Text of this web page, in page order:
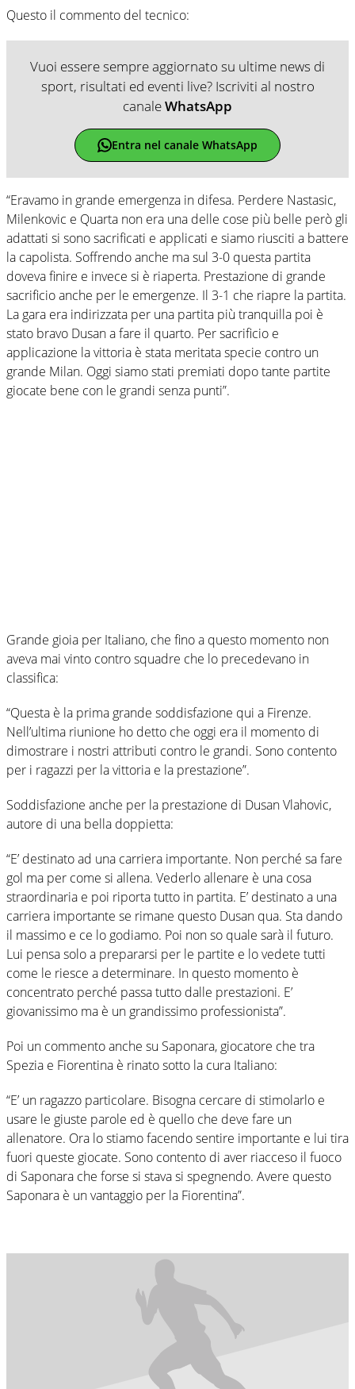
Questo il commento del tecnico:
Vuoi essere sempre aggiornato su ultime news di
sport, risultati ed eventi live? Iscriviti al nostro
canaleWhatsApp
Entra nel canale WhatsApp
“Eravamo in grande emergenza in difesa. Perdere Nastasic,
Milenkovic e Quarta non era una delle cose più belle però gli
adattati si sono sacrificati e applicati e siamo riusciti a battere
la capolista. Soffrendo anche ma sul 3-0 questa partita
doveva finire e invece si è riaperta. Prestazione di grande
sacrificio anche per le emergenze. Il 3-1 che riapre la partita.
La gara era indirizzata per una partita più tranquilla poi è
stato bravo Dusan a fare il quarto. Per sacrificio e
applicazione la vittoria è stata meritata specie contro un
grande Milan. Oggi siamo stati premiati dopo tante partite
giocate bene con le grandi senza punti”.
Grande gioia per Italiano, che fino a questo momento non
aveva mai vinto contro squadre che lo precedevano in
classifica:
“Questa è la prima grande soddisfazione qui a Firenze.
Nell’ultima riunione ho detto che oggi era il momento di
dimostrare i nostri attributi contro le grandi. Sono contento
per i ragazzi per la vittoria e la prestazione”.
Soddisfazione anche per la prestazione di Dusan Vlahovic,
autore di una bella doppietta:
“E’ destinato ad una carriera importante. Non perché sa fare
gol ma per come si allena. Vederlo allenare è una cosa
straordinaria e poi riporta tutto in partita. E’ destinato a una
carriera importante se rimane questo Dusan qua. Sta dando
il massimo e ce lo godiamo. Poi non so quale sarà il futuro.
Lui pensa solo a prepararsi per le partite e lo vedete tutti
come le riesce a determinare. In questo momento è
concentrato perché passa tutto dalle prestazioni. E’
giovanissimo ma è un grandissimo professionista”.
Poi un commento anche su Saponara, giocatore che tra
Spezia e Fiorentina è rinato sotto la cura Italiano:
“E’ un ragazzo particolare. Bisogna cercare di stimolarlo e
usare le giuste parole ed è quello che deve fare un
allenatore. Ora lo stiamo facendo sentire importante e lui tira
fuori queste giocate. Sono contento di aver riacceso il fuoco
di Saponara che forse si stava si spegnendo. Avere questo
Saponara è un vantaggio per la Fiorentina”.